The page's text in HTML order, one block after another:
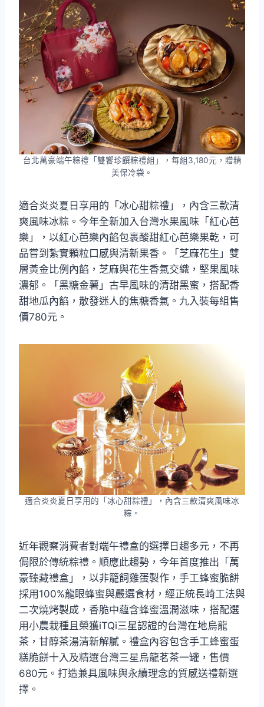
台北萬豪端午粽禮「雙饗珍饌粽禮組」，每組3,180元，贈精
美保冷袋。
適合炎炎夏日享用的「冰心甜粽禮」，內含三款清
爽風味冰粽。今年全新加入台灣水果風味「紅心芭
樂」，以紅心芭樂內餡包裹酸甜紅心芭樂果乾，可
品嘗到紮實顆粒口感與清新果香。「芝麻花生」雙
層黃金比例內餡，芝麻與花生香氣交織，堅果風味
濃郁。「黑糖金薯」古早風味的清甜黑蜜，搭配香
甜地瓜內餡，散發迷人的焦糖香氣。九入裝每組售
價780元。
適合炎炎夏日享用的「冰心甜粽禮」，內含三款清爽風味冰
粽。
近年觀察消費者對端午禮盒的選擇日趨多元，不再
侷限於傳統粽禮。順應此趨勢，今年首度推出「萬
豪臻藏禮盒」，以非籠飼雞蛋製作，手工蜂蜜脆餅
採用100%龍眼蜂蜜與嚴選食材，經正統長崎工法與
二次燒烤製成，香脆中蘊含蜂蜜溫潤滋味，搭配選
用小農栽種且榮獲iTQi三星認證的台灣在地烏龍
茶，甘醇茶湯清新解膩。禮盒內容包含手工蜂蜜蛋
糕脆餅十入及精選台灣三星烏龍茗茶一罐，售價
680元。打造兼具風味與永續理念的質感送禮新選
擇。